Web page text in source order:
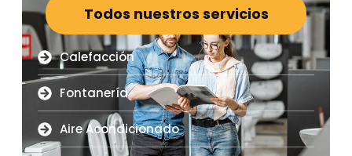
Todos nuestros servicios
Calefacción
Fontanería
Aire Acondicionado